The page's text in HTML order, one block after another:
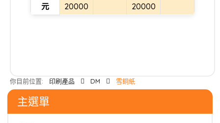
元
20000
20000
你目前位置: 印刷產品 DM 雪銅紙
主選單